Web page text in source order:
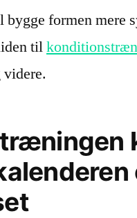
formen mere
til